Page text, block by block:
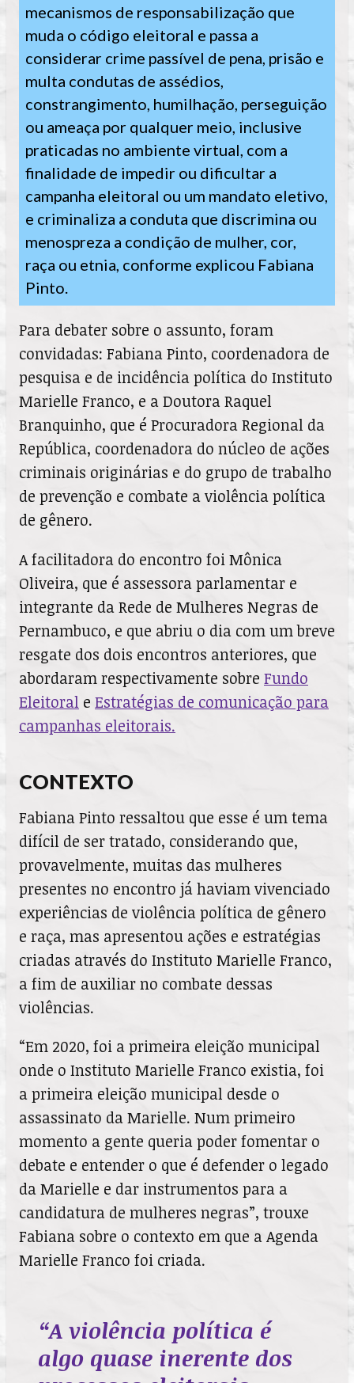
mecanismos de responsabilização que
muda o código eleitoral e passa a
considerar crime passível de pena, prisão e
multa condutas de assédios,
constrangimento, humilhação, perseguição
ou ameaça por qualquer meio, inclusive
praticadas no ambiente virtual, com a
finalidade de impedir ou dificultar a
campanha eleitoral ou um mandato eletivo,
e criminaliza a conduta que discrimina ou
menospreza a condição de mulher, cor,
raça ou etnia, conforme explicou Fabiana
Pinto.
Para debater sobre o assunto, foram
convidadas: Fabiana Pinto, coordenadora de
pesquisa e de incidência política do Instituto
Marielle Franco, e a Doutora Raquel
Branquinho, que é Procuradora Regional da
República, coordenadora do núcleo de ações
criminais originárias e do grupo de trabalho
de prevenção e combate a violência política
de gênero.
A facilitadora do encontro foi Mônica
Oliveira, que é assessora parlamentar e
integrante da Rede de Mulheres Negras de
Pernambuco, e que abriu o dia com um breve
resgate dos dois encontros anteriores, que
abordaram respectivamente sobre Fundo
Eleitoral e Estratégias de comunicação para
campanhas eleitorais.
CONTEXTO
Fabiana Pinto ressaltou que esse é um tema
difícil de ser tratado, considerando que,
provavelmente, muitas das mulheres
presentes no encontro já haviam vivenciado
experiências de violência política de gênero
e raça, mas apresentou ações e estratégias
criadas através do Instituto Marielle Franco,
a fim de auxiliar no combate dessas
violências.
“Em 2020, foi a primeira eleição municipal
onde o Instituto Marielle Franco existia, foi
a primeira eleição municipal desde o
assassinato da Marielle. Num primeiro
momento a gente queria poder fomentar o
debate e entender o que é defender o legado
da Marielle e dar instrumentos para a
candidatura de mulheres negras”, trouxe
Fabiana sobre o contexto em que a Agenda
Marielle Franco foi criada.
“A violência política é
algo quase inerente dos